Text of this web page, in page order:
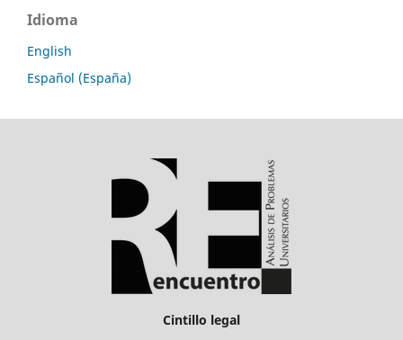
Idioma
English
Español (España)
Cintillo legal